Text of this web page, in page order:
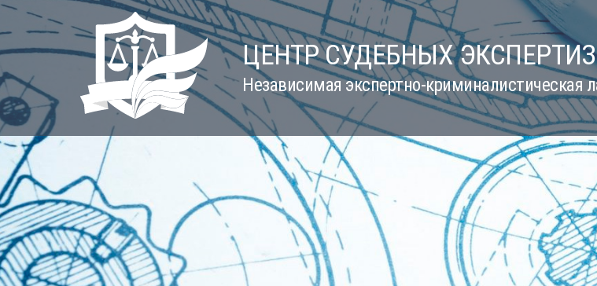
Skip
to
content
ЦЕНТР СУДЕБНЫХ ЭКСПЕРТИЗ
Независимая экспертно-криминалистическая